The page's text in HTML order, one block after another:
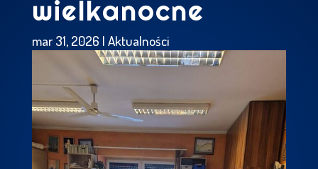
wielkanocne
mar 31, 2026 | Aktualności